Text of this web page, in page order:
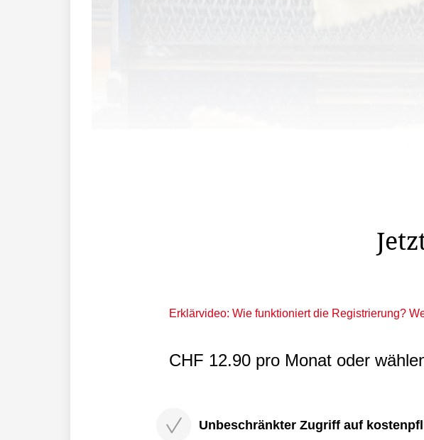
Erklärvideo: Wie funktioniert die Registrierung?
CHF 12.90 pro Monat oder
Unbeschränkter Zugriff auf